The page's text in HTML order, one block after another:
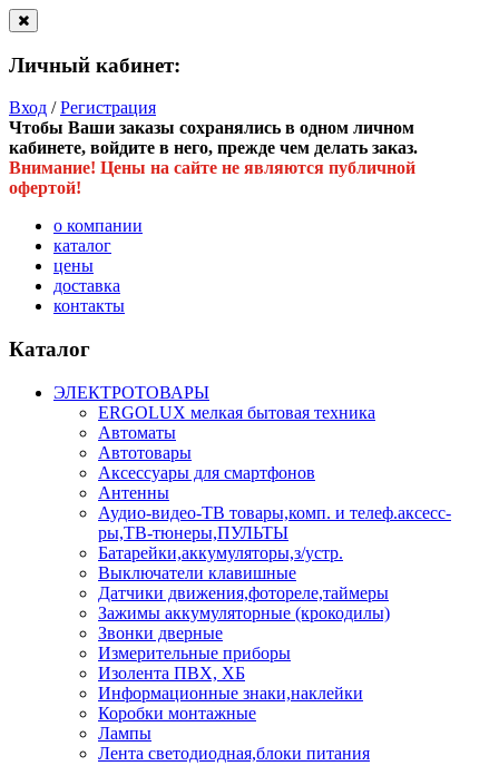
Личный кабинет:
Вход /Регистрация
Чтобы Ваши заказы сохранялись в одном личном
кабинете, войдите в него, прежде чем делать заказ.
Внимание! Цены на сайте не являются публичной
офертой!
о компании
каталог
цены
доставка
контакты
Каталог
ЭЛЕКТРОТОВАРЫ
ERGOLUX мелкая бытовая техника
Автоматы
Автотовары
Аксессуары для смартфонов
Антенны
Аудио-видео-ТВ товары,комп. и телеф.аксесс-
ры,ТВ-тюнеры,ПУЛЬТЫ
Батарейки,аккумуляторы,з/устр.
Выключатели клавишные
Датчики движения,фотореле,таймеры
Зажимы аккумуляторные (крокодилы)
Звонки дверные
Измерительные приборы
Изолента ПВХ, ХБ
Информационные знаки,наклейки
Коробки монтажные
Лампы
Лента светодиодная,блоки питания